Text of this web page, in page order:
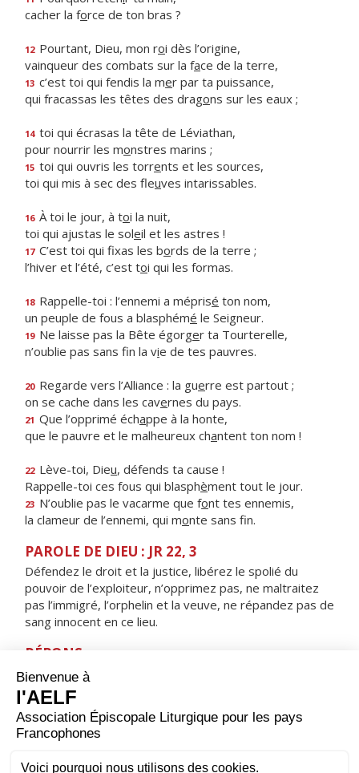
cacher la force de ton bras ?
12 Pourtant, Dieu, mon roi dès l’origine,
vainqueur des combats sur la face de la terre,
13 c’est toi qui fendis la mer par ta puissance,
qui fracassas les têtes des dragons sur les eaux ;
14 toi qui écrasas la tête de Léviathan,
pour nourrir les monstres marins ;
15 toi qui ouvris les torrents et les sources,
toi qui mis à sec des fleuves intarissables.
16 À toi le jour, à toi la nuit,
toi qui ajustas le soleil et les astres !
17 C’est toi qui fixas les bords de la terre ;
l’hiver et l’été, c’est toi qui les formas.
18 Rappelle-toi : l’ennemi a méprisé ton nom,
un peuple de fous a blasphémé le Seigneur.
19 Ne laisse pas la Bête égorger ta Tourterelle,
n’oublie pas sans fin la vie de tes pauvres.
20 Regarde vers l’Alliance : la guerre est partout ;
on se cache dans les cavernes du pays.
21 Que l’opprimé échappe à la honte,
que le pauvre et le malheureux chantent ton nom !
22 Lève-toi, Dieu, défends ta cause !
Rappelle-toi ces fous qui blasphèment tout le jour.
23 N’oublie pas le vacarme que font tes ennemis,
la clameur de l’ennemi, qui monte sans fin.
PAROLE DE DIEU : JR 22, 3
Défendez le droit et la justice, libérez le spolié du
pouvoir de l’exploiteur, n’opprimez pas, ne maltraitez
pas l’immigré, l’orphelin et la veuve, ne répandez pas de
sang innocent en ce lieu.
RÉPONS
V/ Tu entends, Seigneur, le désir des pauvres,
tu les rassures, tu les écoutes.
ORAISON
Dieu qui as répandu ton Esprit Saint sur les Apôtres,